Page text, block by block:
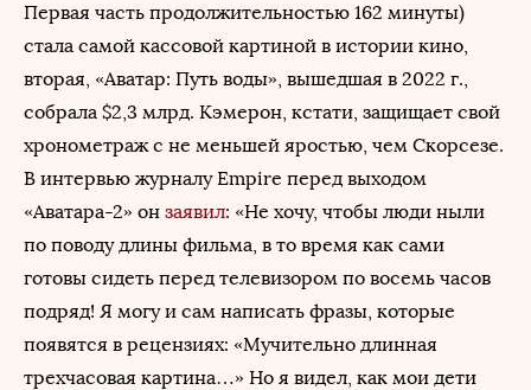
Первая часть продолжительностью 162 минуты)
стала самой кассовой картиной в истории кино,
вторая, «Аватар: Путь воды», вышедшая в 2022 г.,
собрала $2,3 млрд. Кэмерон, кстати, защищает свой
хронометраж с не меньшей яростью, чем Скорсезе.
В интервью журналу Empire перед выходом
«Аватара-2» он заявил: «Не хочу, чтобы люди ныли
по поводу длины фильма, в то время как сами
готовы сидеть перед телевизором по восемь часов
подряд! Я могу и сам написать фразы, которые
появятся в рецензиях: «Мучительно длинная
трехчасовая картина…» Но я видел, как мои дети